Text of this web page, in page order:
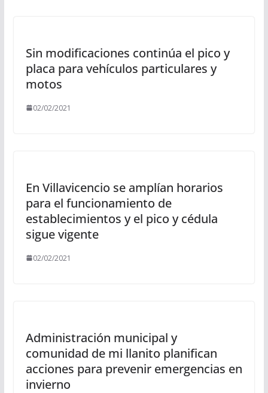
Sin modificaciones continúa el pico y
placa para vehículos particulares y
motos
02/02/2021
En Villavicencio se amplían horarios
para el funcionamiento de
establecimientos y el pico y cédula
sigue vigente
02/02/2021
Administración municipal y
comunidad de mi llanito planifican
acciones para prevenir emergencias en
invierno